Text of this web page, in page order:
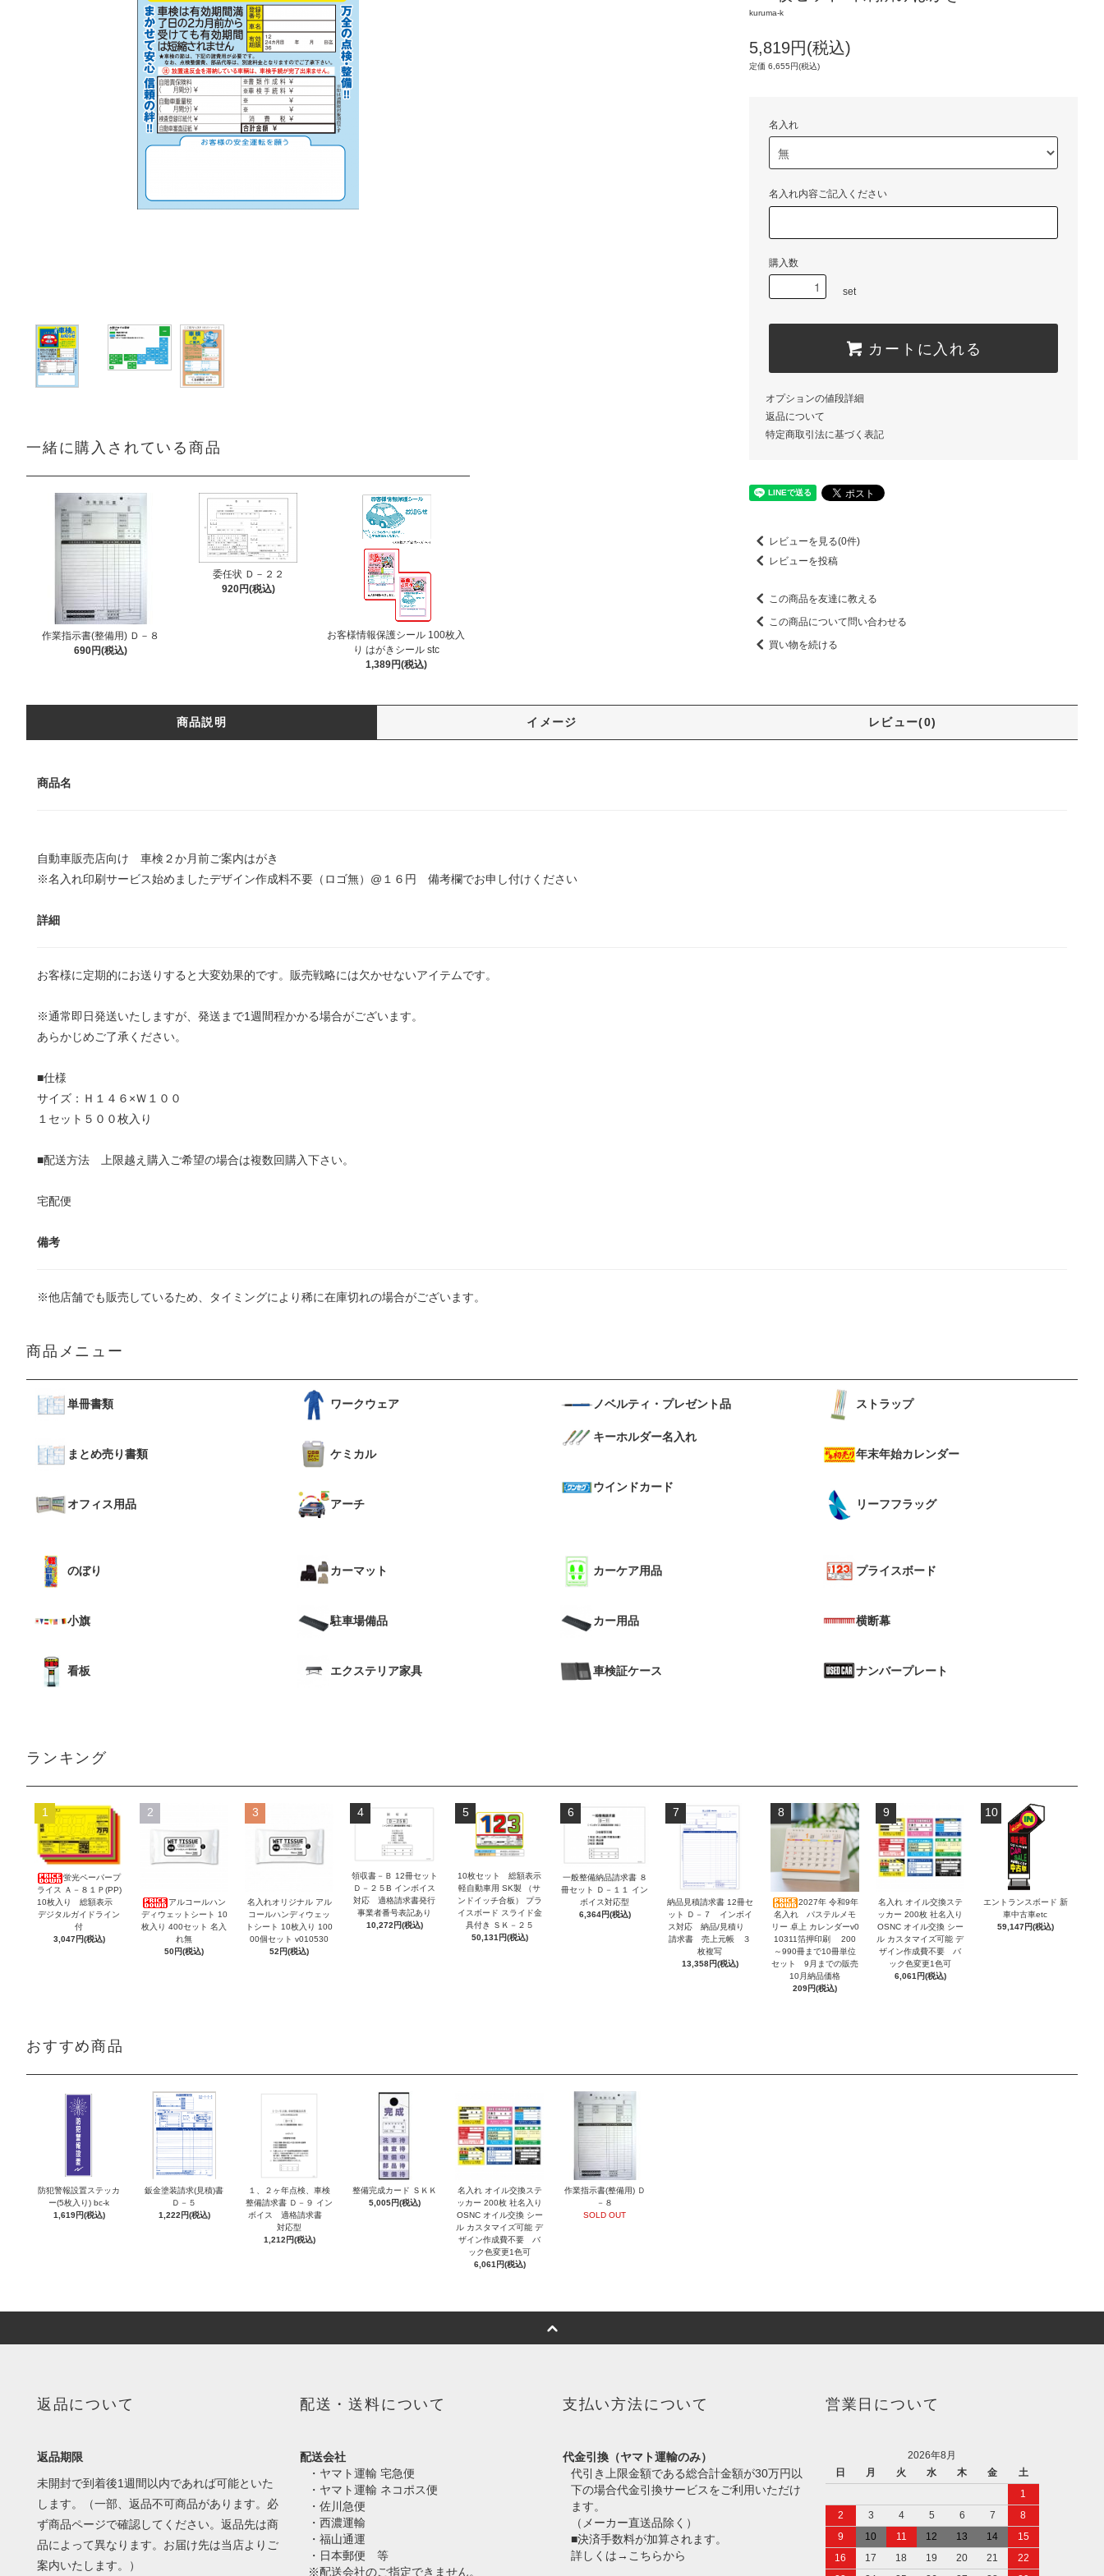
一緒に購入されている商品
作業指示書(整備用) Ｄ－８
690円(税込)
委任状 Ｄ－２２
920円(税込)
お客様情報保護シール 100枚入
り はがきシール stc
1,389円(税込)
kuruma-k
5,819円(税込)
定価 6,655円(税込)
名入れ
名入れ内容ご記入ください
購入数
set
カートに入れる
オプションの値段詳細
返品について
特定商取引法に基づく表記
レビューを見る(0件)
レビューを投稿
この商品を友達に教える
この商品について問い合わせる
買い物を続ける
商品説明 イメージ レビュー(0)
商品名
自動車販売店向け 車検２か月前ご案内はがき
※名入れ印刷サービス始めましたデザイン作成料不要（ロゴ無）@１６円 備考欄でお申し付けください
詳細
お客様に定期的にお送りすると大変効果的です。販売戦略には欠かせないアイテムです。
※通常即日発送いたしますが、発送まで1週間程かかる場合がございます。
あらかじめご了承ください。
■仕様
サイズ：Ｈ１４６×Ｗ１００
１セット５００枚入り
■配送方法 上限越え購入ご希望の場合は複数回購入下さい。
宅配便
備考
※他店舗でも販売しているため、タイミングにより稀に在庫切れの場合がございます。
商品メニュー
単冊書類
まとめ売り書類
オフィス用品
ワークウェア
ケミカル
アーチ
ノベルティ・プレゼント品
キーホルダー名入れ
ウインドカード
ストラップ
年末年始カレンダー
リーフフラッグ
のぼり
小旗
看板
カーマット
駐車場備品
エクステリア家具
カーケア用品
カー用品
車検証ケース
プライスボード
横断幕
ナンバープレート
ランキング
1
蛍光ペーパープ
ライス Ａ－８１Ｐ(PP)
10枚入り 総額表示
デジタルガイドライン
付
3,047円(税込)
2
アルコールハン
ディウェットシート 10
枚入り 400セット 名入
れ無
50円(税込)
3
名入れオリジナル アル
コールハンディウェッ
トシート 10枚入り 100
00個セット v010530
52円(税込)
4
領収書－Ｂ 12冊セット
Ｄ－２５B インボイス
対応 適格請求書発行
事業者番号表記あり
10,272円(税込)
5
10枚セット 総額表示
軽自動車用 SK製 （サ
ンドイッチ合板） プラ
イスボード スライド金
具付き ＳＫ－２５
50,131円(税込)
6
一般整備納品請求書 ８
冊セット Ｄ－１１ イン
ボイス対応型
6,364円(税込)
7
納品見積請求書 12冊セ
ット Ｄ－７ インボイ
ス対応 納品/見積り
請求書 売上元帳 ３
枚複写
13,358円(税込)
8
2027年 令和9年
名入れ パステルメモ
リー 卓上 カレンダーv0
10311箔押印刷 200
～990冊まで10冊単位
セット 9月までの販売
10月納品価格
209円(税込)
9
名入れ オイル交換ステ
ッカー 200枚 社名入り
OSNC オイル交換 シー
ル カスタマイズ可能 デ
ザイン作成費不要 バ
ック色変更1色可
6,061円(税込)
10
エントランスボード 新
車中古車etc
59,147円(税込)
おすすめ商品
防犯警報設置ステッカ
ー(5枚入り) bc-k
1,619円(税込)
鈑金塗装請求(見積)書
Ｄ－５
1,222円(税込)
１、２ヶ年点検、車検
整備請求書 Ｄ－９ イン
ボイス 適格請求書
対応型
1,212円(税込)
整備完成カード ＳＫＫ
5,005円(税込)
名入れ オイル交換ステ
ッカー 200枚 社名入り
OSNC オイル交換 シー
ル カスタマイズ可能 デ
ザイン作成費不要 バ
ック色変更1色可
6,061円(税込)
作業指示書(整備用) Ｄ
－８
SOLD OUT
返品について
返品期限
未開封で到着後1週間以内であれば可能といた
します。（一部、返品不可商品があります。必
ず商品ページで確認してください。返品先は商
品によって異なります。お届け先は当店よりご
案内いたします。）
配送・送料について
配送会社
・ヤマト運輸 宅急便
・ヤマト運輸 ネコポス便
・佐川急便
・西濃運輸
・福山通運
・日本郵便 等
※配送会社のご指定できません。
支払い方法について
代金引換（ヤマト運輸のみ）
代引き上限金額である総合計金額が30万円以
下の場合代金引換サービスをご利用いただけ
ます。
（メーカー直送品除く）
■決済手数料が加算されます。
詳しくは→ こちらから
営業日について
2026年8月
日
月 火 水 木 金
土
1
2
3 4 5 6 7
8
9
10 11 12 13 14
15
16
17 18 19 20 21
22